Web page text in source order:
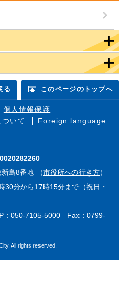
る このページのトップへ
個人情報保護
いて
Foreign language
島8番地 （市役所への行き方）
30分から17時15分まで（祝日・
：050-7105-5000 Fax：0799-
All rights reserved.